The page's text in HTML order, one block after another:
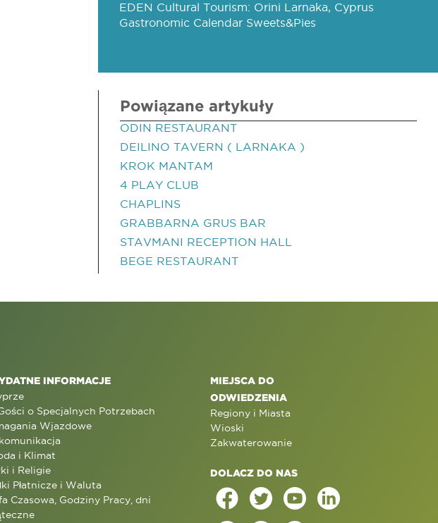
EDEN Cultural Tourism: Orini Larnaka, Cyprus
Gastronomic Calendar Sweets&Pies
Powiązane artykuły
ODIN RESTAURANT
DEILINO TAVERN ( LARNAKA )
KROK MANTAM
4 PLAY CLUB
CHAPLINS
GRABBARNA GRUS BAR
STAVMANI RECEPTION HALL
BEGE RESTAURANT
INFORMACJE
o Specjalnych Potrzebach
Wjazdowe
i Klimat
i Religie
Płatnicze i Waluta
Czasowa, Godziny Pracy, dni
MIEJSCA DO
ODWIEDZENIA
Regiony i Miasta
Wioski
Zakwaterowanie
DOLACZ DO NAS